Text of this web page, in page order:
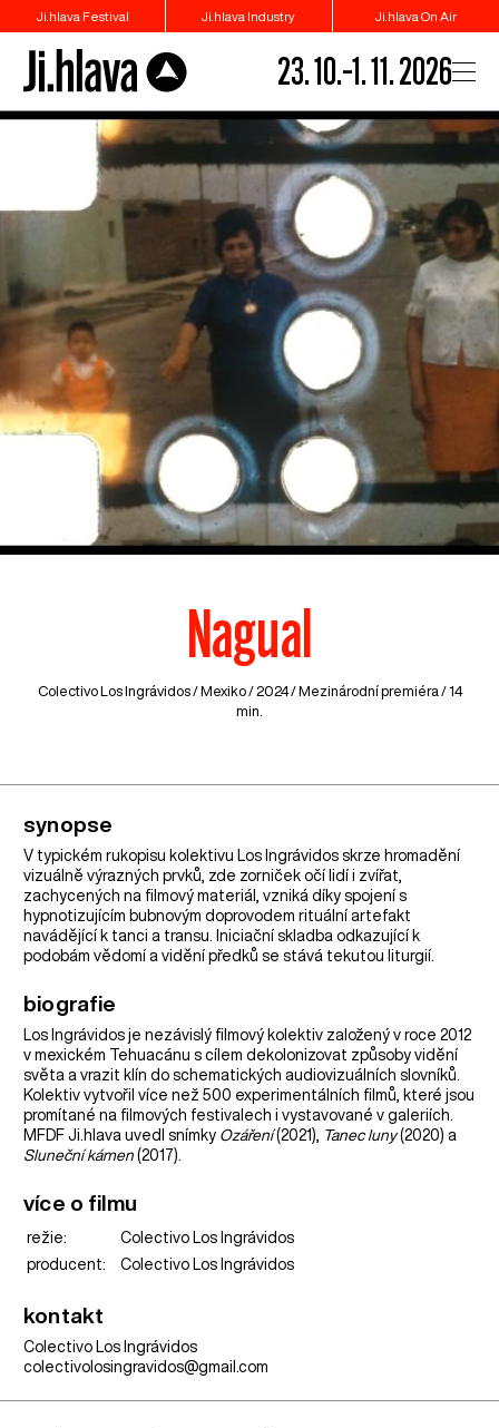
Ji.hlava Festival Ji.hlava Industry Ji.hlava On Air
23. 10.–1. 11. 2026
Nagual
Colectivo Los Ingrávidos / Mexiko/ 2024 / Mezinárodní premiéra / 14
min.
synopse
V typickém rukopisu kolektivu Los Ingrávidos skrze hromadění
vizuálně výrazných prvků, zde zorniček očí lidí i zvířat,
zachycených na filmový materiál, vzniká díky spojení s
hypnotizujícím bubnovým doprovodem rituální artefakt
navádějící k tanci a transu. Iniciační skladba odkazující k
podobám vědomí a vidění předků se stává tekutou liturgií.
biografie
Los Ingrávidos je nezávislý filmový kolektiv založený v roce 2012
v mexickém Tehuacánu s cílem dekolonizovat způsoby vidění
světa a vrazit klín do schematických audiovizuálních slovníků.
Kolektiv vytvořil více než 500 experimentálních filmů, které jsou
promítané na filmových festivalech i vystavované v galeriích.
MFDF Ji.hlava uvedl snímky Ozáření(2021), Tanec luny(2020) a
Sluneční kámen (2017).
více o filmu
režie:
Colectivo Los Ingrávidos
producent:
Colectivo Los Ingrávidos
kontakt
Colectivo Los Ingrávidos
colectivolosingravidos@gmail.com